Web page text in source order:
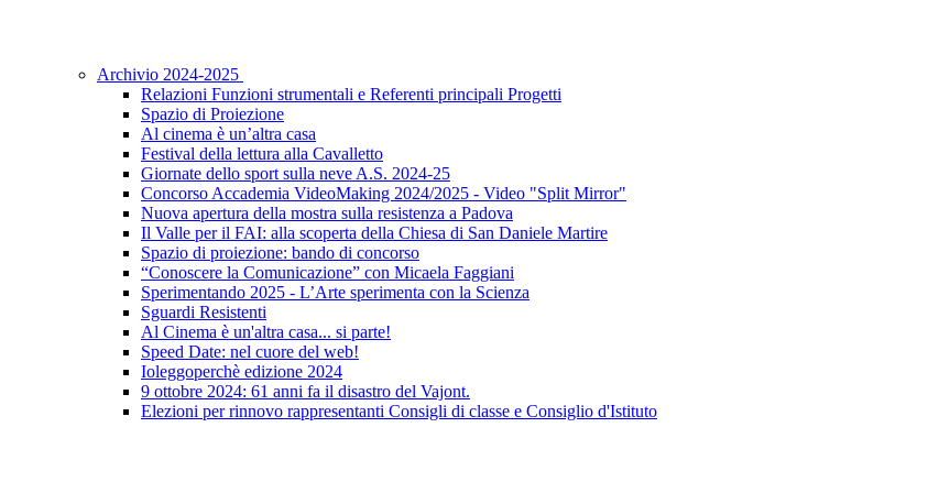
Archivio 2024-2025
Relazioni Funzioni strumentali e Referenti principali Progetti
Spazio di Proiezione
Al cinema è un’altra casa
Festival della lettura alla Cavalletto
Giornate dello sport sulla neve A.S. 2024-25
Concorso Accademia VideoMaking 2024/2025 - Video "Split Mirror"
Nuova apertura della mostra sulla resistenza a Padova
Il Valle per il FAI: alla scoperta della Chiesa di San Daniele Martire
Spazio di proiezione: bando di concorso
“Conoscere la Comunicazione” con Micaela Faggiani
Sperimentando 2025 - L’Arte sperimenta con la Scienza
Sguardi Resistenti
Al Cinema è un'altra casa... si parte!
Speed Date: nel cuore del web!
Ioleggoperchè edizione 2024
9 ottobre 2024: 61 anni fa il disastro del Vajont.
Elezioni per rinnovo rappresentanti Consigli di classe e Consiglio d'Istituto